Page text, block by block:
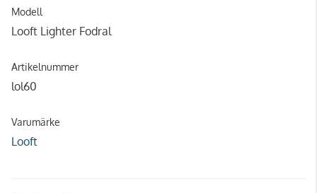
Modell
Looft Lighter Fodral
Artikelnummer
lol60
Varumärke
Looft